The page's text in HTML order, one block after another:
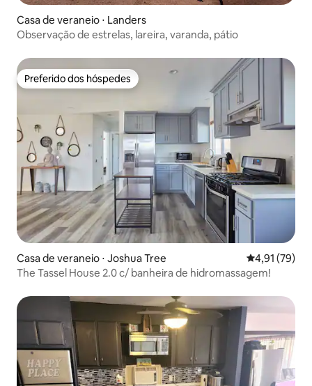
Casa de veraneio ⋅ Landers
Observação de estrelas, lareira, varanda, pátio
Preferido dos hóspedes
Preferido dos hóspedes
Casa de veraneio ⋅ Joshua Tree 4,91 de uma
4,91 (79)
The Tassel House 2.0 c/ banheira de hidromassagem!